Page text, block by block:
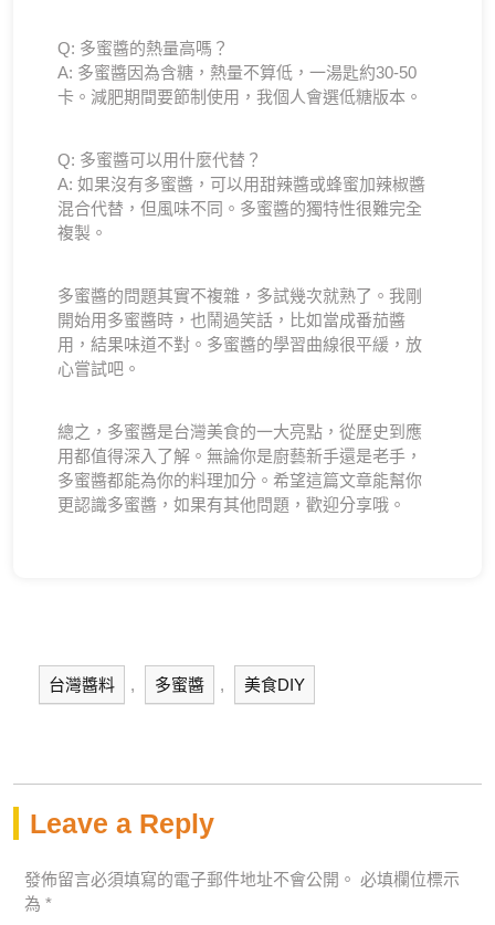
Q: 多蜜醬的熱量高嗎？
A: 多蜜醬因為含糖，熱量不算低，一湯匙約30-50
卡。減肥期間要節制使用，我個人會選低糖版本。
Q: 多蜜醬可以用什麼代替？
A: 如果沒有多蜜醬，可以用甜辣醬或蜂蜜加辣椒醬
混合代替，但風味不同。多蜜醬的獨特性很難完全
複製。
多蜜醬的問題其實不複雜，多試幾次就熟了。我剛
開始用多蜜醬時，也鬧過笑話，比如當成番茄醬
用，結果味道不對。多蜜醬的學習曲線很平緩，放
心嘗試吧。
總之，多蜜醬是台灣美食的一大亮點，從歷史到應
用都值得深入了解。無論你是廚藝新手還是老手，
多蜜醬都能為你的料理加分。希望這篇文章能幫你
更認識多蜜醬，如果有其他問題，歡迎分享哦。
台灣醬料 , 多蜜醬 , 美食DIY
Leave a Reply
發佈留言必須填寫的電子郵件地址不會公開。 必填欄位標示
為 *